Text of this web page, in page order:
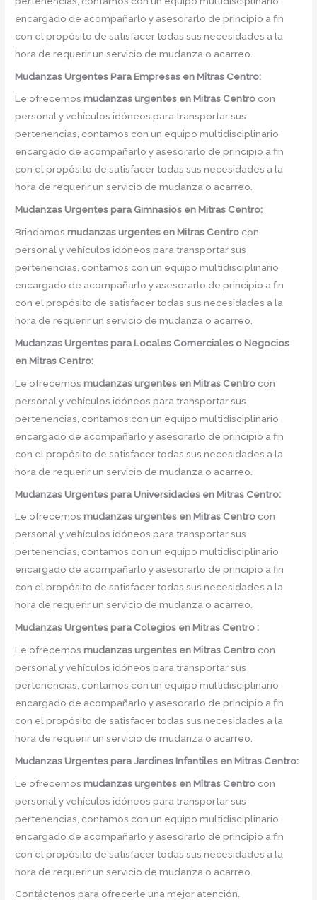
encargado de acompañarlo y asesorarlo de principio a fin
con el propósito de satisfacer todas sus necesidades a la
hora de requerir un servicio de mudanza o acarreo.
Mudanzas Urgentes Para Empresas en Mitras Centro:
Le ofrecemosmudanzas urgentes enMitras Centro con
personal y vehículos idóneos para transportar sus
pertenencias, contamos con un equipo multidisciplinario
encargado de acompañarlo y asesorarlo de principio a fin
con el propósito de satisfacer todas sus necesidades a la
hora de requerir un servicio de mudanza o acarreo.
Mudanzas Urgentes para Gimnasios en Mitras Centro:
Brindamosmudanzas urgentes enMitras Centro con
personal y vehículos idóneos para transportar sus
pertenencias, contamos con un equipo multidisciplinario
encargado de acompañarlo y asesorarlo de principio a fin
con el propósito de satisfacer todas sus necesidades a la
hora de requerir un servicio de mudanza o acarreo.
Mudanzas Urgentes para Locales Comerciales o Negocios
en Mitras Centro:
Le ofrecemosmudanzas urgentes enMitras Centro con
personal y vehículos idóneos para transportar sus
pertenencias, contamos con un equipo multidisciplinario
encargado de acompañarlo y asesorarlo de principio a fin
con el propósito de satisfacer todas sus necesidades a la
hora de requerir un servicio de mudanza o acarreo.
Mudanzas Urgentes para Universidades en Mitras Centro:
Le ofrecemosmudanzas urgentes enMitras Centro con
personal y vehículos idóneos para transportar sus
pertenencias, contamos con un equipo multidisciplinario
encargado de acompañarlo y asesorarlo de principio a fin
con el propósito de satisfacer todas sus necesidades a la
hora de requerir un servicio de mudanza o acarreo.
Mudanzas Urgentes para Colegios en Mitras Centro :
Le ofrecemosmudanzas urgentes enMitras Centro con
personal y vehículos idóneos para transportar sus
pertenencias, contamos con un equipo multidisciplinario
encargado de acompañarlo y asesorarlo de principio a fin
con el propósito de satisfacer todas sus necesidades a la
hora de requerir un servicio de mudanza o acarreo.
Mudanzas Urgentes para Jardines Infantiles en Mitras Centro:
Le ofrecemosmudanzas urgentes enMitras Centro con
personal y vehículos idóneos para transportar sus
pertenencias, contamos con un equipo multidisciplinario
encargado de acompañarlo y asesorarlo de principio a fin
con el propósito de satisfacer todas sus necesidades a la
hora de requerir un servicio de mudanza o acarreo.
Contáctenos para ofrecerle una mejor atención.